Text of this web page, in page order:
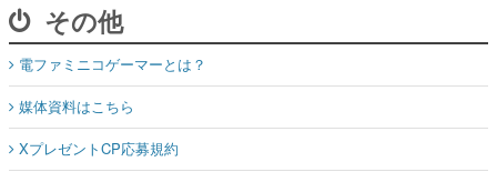
その他
電ファミニコゲーマーとは？
媒体資料はこちら
XプレゼントCP応募規約